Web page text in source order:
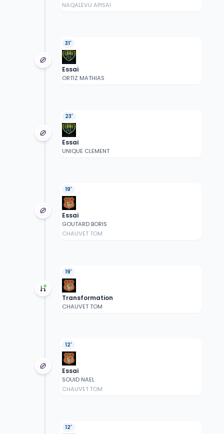
NAQALEVU APISAI
31'
Essai
ORTIZ MATHIAS
23'
Essai
UNIQUE CLEMENT
19'
Essai
GOUTARD BORIS
CHAUVET TOM
19'
Transformation
CHAUVET TOM
12'
Essai
SOUID NAEL
CHAUVET TOM
12'